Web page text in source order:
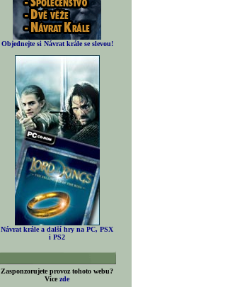
Objednejte si Návrat krále se slevou!
Návrat krále a další hry na PC, PSX
i PS2
Zasponzorujete provoz tohoto webu?
Více zde